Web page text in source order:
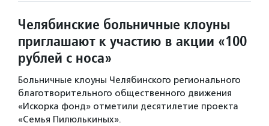
Челябинские больничные клоуны
приглашают к участию в акции «100
рублей с носа»
Больничные клоуны Челябинского регионального
благотворительного общественного движения
«Искорка фонд» отметили десятилетие проекта
«Семья Пилюлькиных».